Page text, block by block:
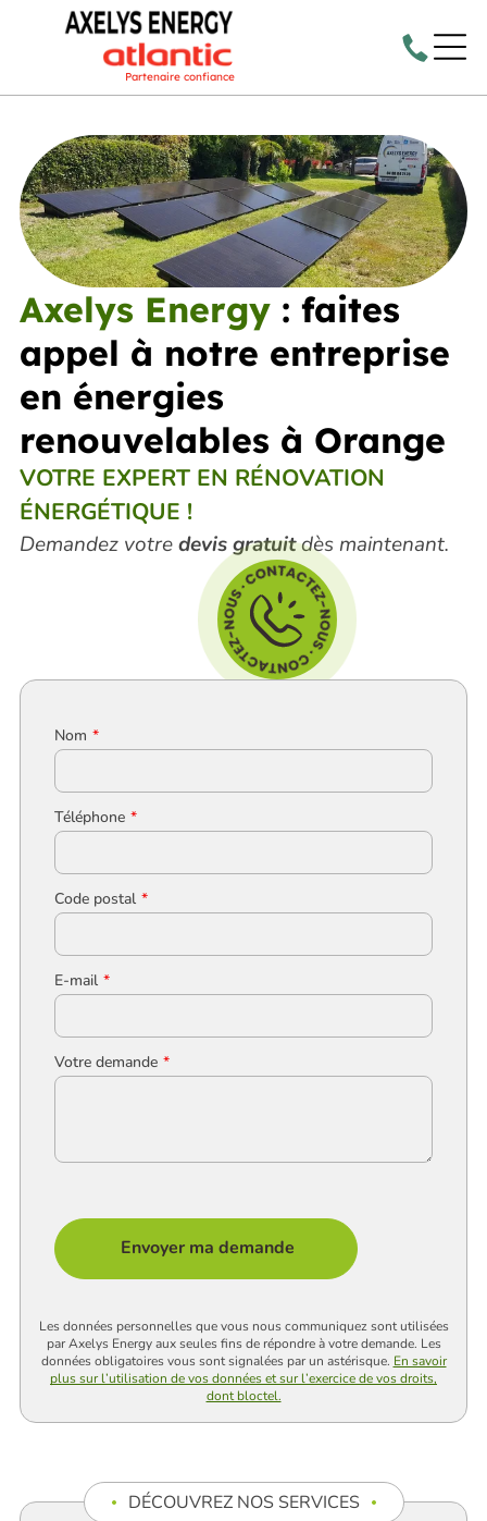
Partenaire confiance
Axelys Energy : faites
appel à notre entreprise
en énergies
renouvelables à Orange
VOTRE EXPERT EN RÉNOVATION
ÉNERGÉTIQUE !
Demandez votredevis gratuitdès maintenant.
Nom
Téléphone
Code postal
E-mail
Votre demande
Les données personnelles que vous nous communiquez sont utilisées
par Axelys Energy aux seules fins de répondre à votre demande. Les
données obligatoires vous sont signalées par un astérisque. En savoir
plus sur l’utilisation de vos données et sur l’exercice de vos droits,
dont bloctel.
DÉCOUVREZ NOS SERVICES